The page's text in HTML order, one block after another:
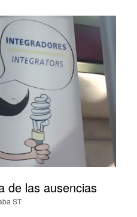
de las ausencias
ST